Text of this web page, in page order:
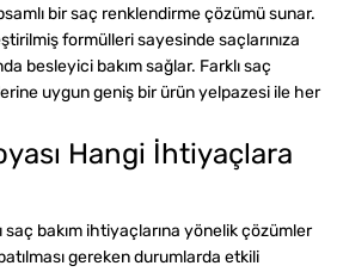
bir saç renklendirme çözümü sunar.
formülleri sayesinde saçlarınıza
besleyici bakım sağlar. Farklı saç
uygun geniş bir ürün yelpazesi ile her
Hangi İhtiyaçlara
saç bakım ihtiyaçlarına yönelik çözümler
gereken durumlarda etkili